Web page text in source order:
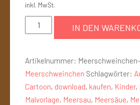
inkl. MwSt.
IN DEN
Artikelnummer:
Meerschweinchen Schlagwörter:
Cartoon, download, kaufen, Kinder,
Malvorlage, Meersau, Meersäue,